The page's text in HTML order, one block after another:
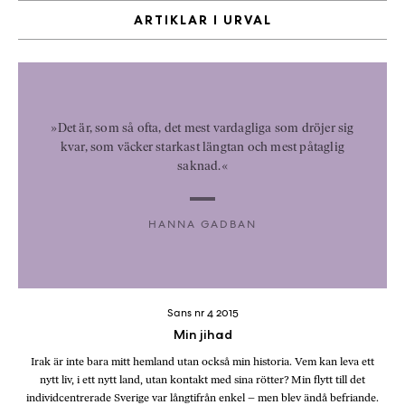
b
ö
c
r
o
n
n
o
s
F
i
T
ARTIKLAR I URVAL
»Det är, som så ofta, det mest vardagliga som dröjer sig
kvar, som väcker starkast längtan och mest påtaglig
saknad.«
HANNA GADBAN
Min jihad
Sans nr 4 2015
Irak är inte bara mitt hemland utan också min historia. Vem kan leva ett
nytt liv, i ett nytt land, utan kontakt med sina rötter? Min flytt till det
individcentrerade Sverige var långtifrån enkel – men blev ändå befriande.